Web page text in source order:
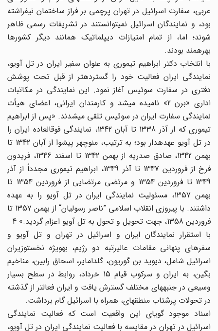
عربی، سفارت اسرائیل در تهران پرچمی بر فراز ساختمان نیفراشته
بود، و نمایندگان اسرائیل نمی‎توانستند در تشریفات رسمی ظاهر
شوند؛ اما، از تمام امتیازات دیپلماتیک همانند دیگر کشورها
بهره‎مند بودند.
با انتخاب دکتر ابراهیم تیموری به عنوان سفیر ایران در تل آویو،
نمایندگی ایران فعالیت خود را گسترده‎تر از قبل تحت پوشش
دفتری در سفارت سوئیس آغاز نمود. این نمایندگی در مکاتبات
اداری «برن 2» نامیده می‎شد و کارمندان ایرانی، اعضای هیأت
نمایندگی سفارت ایران در سوئیس تلقی می‎شدند. «پس از ابراهیم
تیموری که از آذر 1338 تا آبان 1342، نمایندگی فوق‎العاده ایران را
در تل آویو عهده‎دار بود؛ به ترتیب، منوچهر پیشوا از آبان 1342 تا
بهمن 1342، صادق صدریه از بهمن 1342 تا اسفند 1346، فریدون
فرخ از فروردین 1347 تا آذر 1349، ابراهیم تیموری مجدداً از آذر
1349 تا فروردین 1354 و مرتضی مرتضایی از فروردین 1354 تا
بهمن 1357، مسئولیت نمایندگی ایران در تل آویو را به عهده
داشتند. با پیروزی انقلاب اسلامی ”ناصر رسولیان“ از بهمن 1357 تا
فروردین 1358، جهت تحویل و تحول به تل آویو اعزام گردید.» 4
با استقرار نمایندگان ایران و اسرائیل در تهران و تل آویو و
سفرهای پنهانی مقامات عالی‎رتبه دو رژیم، به‎ویژه نخست‎وزیران
اسرائیل شامل، دیوید بن گوریون، گلدامایر، اسحاق رابین، مناخیم
بگین، به ایران و سرکوب قیام 15 خرداد، روابط در سطح بسیار
وسیعی در جنبه‎های مختلف گسترش یافت و ایران فعال‎تر از گذشته
در تحولات پرشتاب منطقه‎ای، همراه با اسرائیل گام برداشت.
اسناد موجود گویای این واقعیت است که فعالیت نمایندگی
اسرائیل در تهران در مقایسه با فعالیت نمایندگی ایران در تل آویو،